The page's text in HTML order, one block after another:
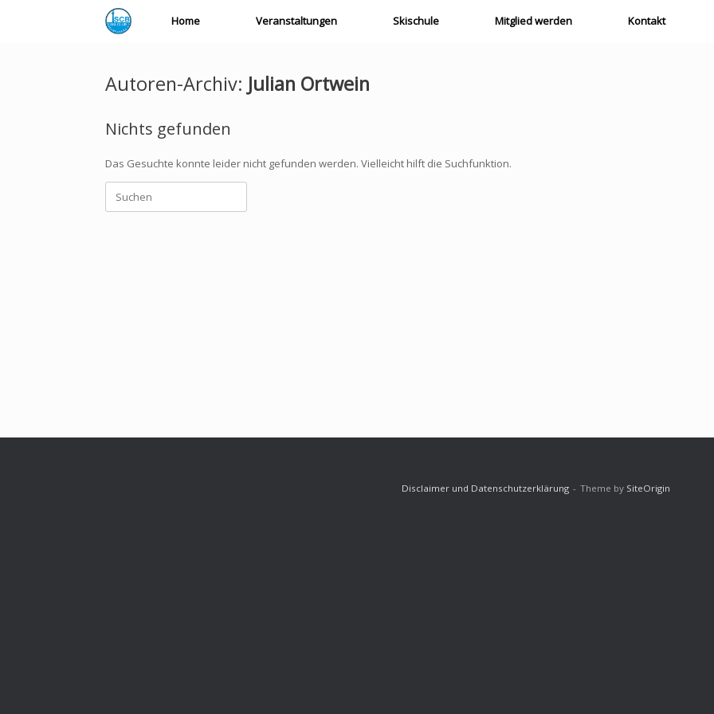
Home Veranstaltungen Skischule Mitglied werden Kontakt
Autoren-Archiv: Julian Ortwein
Nichts gefunden
Das Gesuchte konnte leider nicht gefunden werden. Vielleicht hilft die Suchfunktion.
nach:
Disclaimer und Datenschutzerklärung Theme by SiteOrigin